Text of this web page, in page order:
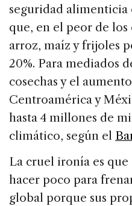
seguridad alimenticia
que, en el peor de
arroz, maíz y frijoles
20%. Para mediados
cosechas y el
Centroamérica y
hasta 4 millones de
climático, según el
La cruel ironía es
hacer poco para
global porque sus